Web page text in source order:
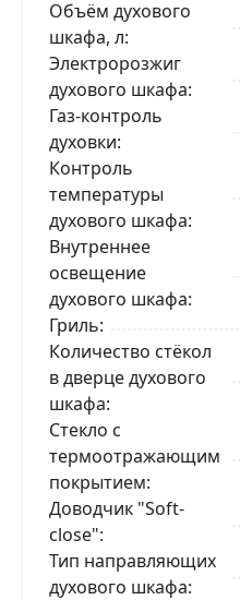
Объём духового
шкафа, л
Электророзжиг
духового шкафа
Газ-контроль
духовки
Контроль
температуры
духового шкафа
Внутреннее
освещение
духового шкафа
Гриль
Количество стёкол
в дверце духового
шкафа
Стекло с
термоотражающим
покрытием
Доводчик "Soft-
close"
Тип направляющих
духового шкафа
данных в соответствии